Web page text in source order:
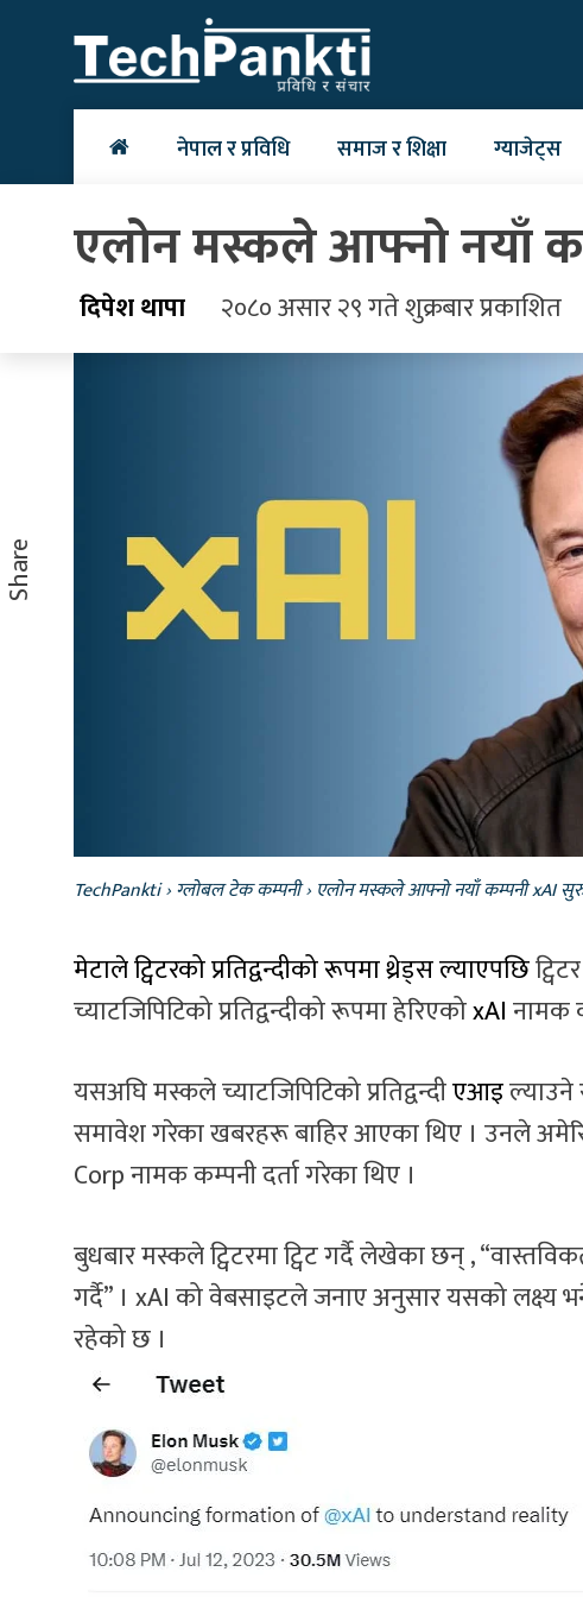
content
नेपाल र प्रविधि समाज र शिक्षा ग्याजेट्स
एलोन मस्कले आफ्नो नयाँ
दिपेश थापा २०८० असार २९ गते शुक्रबार प्रकाशित
TechPankti›ग्लोबल टेक कम्पनी› एलोन मस्कले आफ्नो नयाँ कम्पनी xAI
मेटाले ट्विटरको प्रतिद्वन्दीको रूपमा थ्रेड्स ल्याएपछि
च्याटजिपिटिको प्रतिद्वन्दीको रूपमा हेरिएकोxAIनामक
यसअघि मस्कले च्याटजिपिटिको प्रतिद्वन्दीएआइ
समावेश गरेका खबरहरू बाहिर आएका थिए । उनले
Corp नामक कम्पनी दर्ता गरेका थिए ।
बुधबार मस्कले ट्विटरमा ट्विट गर्दै लेखेका छन् ,
गर्दै” । xAI को वेबसाइटले जनाए अनुसार यसको लक्ष्य
रहेको छ ।